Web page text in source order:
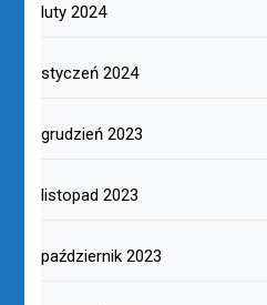
luty 2024
styczeń 2024
grudzień 2023
listopad 2023
październik 2023